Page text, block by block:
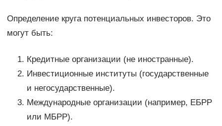
Определение круга потенциальных инвесторов. Это
могут быть:
Кредитные организации (не иностранные).
Инвестиционные институты (государственные
и негосударственные).
Международные организации (например, ЕБРР
или МБРР).